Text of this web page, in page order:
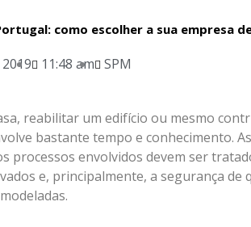
como escolher a sua empresa
11:48 am SPM
reabilitar um edifício ou mesmo
bastante tempo e conhecimento.
processos envolvidos devem ser
e, principalmente, a segurança